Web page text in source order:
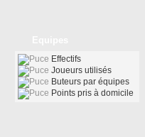
Effectifs
Joueurs utilisés
Buteurs par équipes
Points pris à domicile